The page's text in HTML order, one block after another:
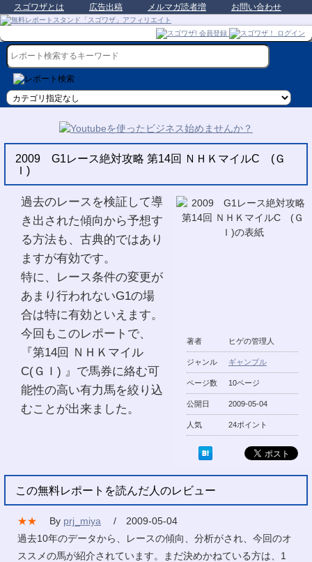
スゴワザとは 広告出稿 メルマガ読者増 お問い合わせ
2009 G1レース絶対攻略 第14回 ＮＨＫマイルC (Ｇ
Ｉ)
著者 ヒゲの管理人
ジャンル ギャンブル
ページ数 10ページ
公開日 2009-05-04
人気 24ポイント
過去のレースを検証して導
き出された傾向から予想す
る方法も、古典的ではあり
ますが有効です。
特に、レース条件の変更が
あまり行われないG1の場
合は特に有効といえます。
今回もこのレポートで、
『第14回 ＮＨＫマイル
C(ＧＩ) 』で馬券に絡む可
能性の高い有力馬を絞り込
むことが出来ました。
この無料レポートを読んだ人のレビュー
★★ By prj_miya
/ 2009-05-04
過去10年のデータから、レースの傾向、分析がされ、今回のオ
ススメの馬が紹介されています。まだ決めかねている方は、1